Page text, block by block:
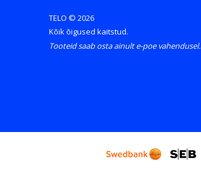
TELO © 2026
Kõik õigused kaitstud.
Tooteid saab osta ainult e-poe vahendusel.